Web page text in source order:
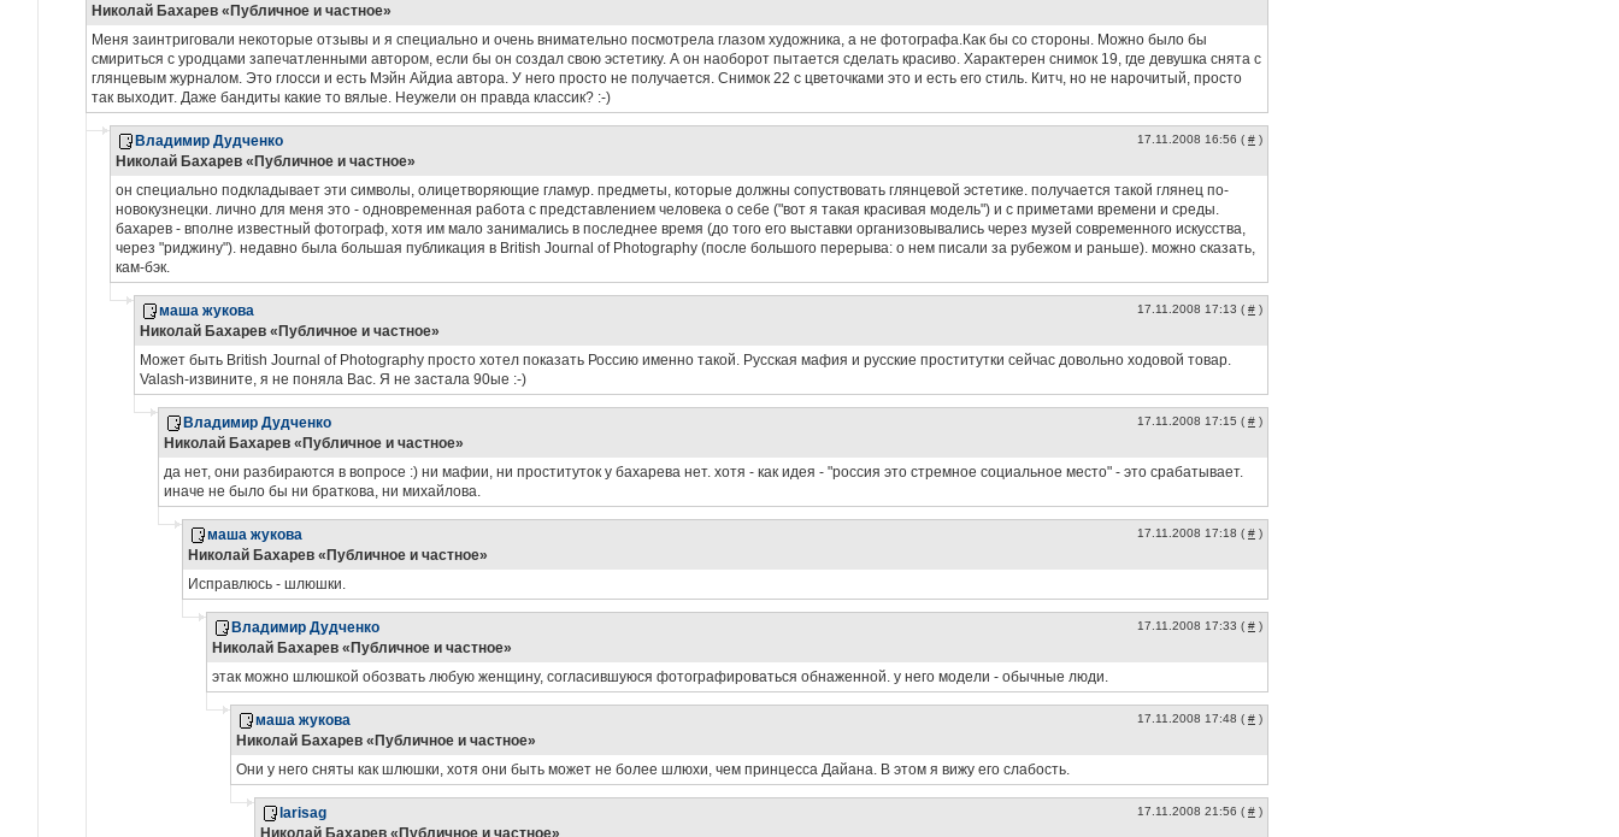
Николай Бахарев «Публичное и частное»
Меня заинтриговали некоторые отзывы и я специально и очень внимательно посмотрела глазом художника, а не фотографа.Как бы со стороны. Можно было бы
смириться с уродцами запечатленными автором, если бы он создал свою эстетику. А он наоборот пытается сделать красиво. Характерен снимок 19, где девушка снята с
глянцевым журналом. Это глосси и есть Мэйн Айдиа автора. У него просто не получается. Снимок 22 с цветочками это и есть его стиль. Китч, но не нарочитый, просто
так выходит. Даже бандиты какие то вялые. Неужели он правда классик? :-)
Владимир Дудченко
Николай Бахарев «Публичное и частное»
17.11.2008 16:56 ( # )
он специально подкладывает эти символы, олицетворяющие гламур. предметы, которые должны сопуствовать глянцевой эстетике. получается такой глянец по-
новокузнецки. лично для меня это - одновременная работа с представлением человека о себе ("вот я такая красивая модель") и с приметами времени и среды.
бахарев - вполне известный фотограф, хотя им мало занимались в последнее время (до того его выставки организовывались через музей современного искусства,
через "риджину"). недавно была большая публикация в British Journal of Photography (после большого перерыва: о нем писали за рубежом и раньше). можно сказать,
кам-бэк.
маша жукова
Николай Бахарев «Публичное и частное»
17.11.2008 17:13 ( # )
Может быть British Journal of Photography просто хотел показать Россию именно такой. Русская мафия и русские проститутки сейчас довольно ходовой товар.
Valash-извините, я не поняла Вас. Я не застала 90ые :-)
Владимир Дудченко
Николай Бахарев «Публичное и частное»
17.11.2008 17:15 ( # )
да нет, они разбираются в вопросе :) ни мафии, ни проституток у бахарева нет. хотя - как идея - "россия это стремное социальное место" - это срабатывает.
иначе не было бы ни браткова, ни михайлова.
маша жукова
Николай Бахарев «Публичное и частное»
17.11.2008 17:18 ( # )
Исправлюсь - шлюшки.
Владимир Дудченко
Николай Бахарев «Публичное и частное»
17.11.2008 17:33 ( # )
этак можно шлюшкой обозвать любую женщину, согласившуюся фотографироваться обнаженной. у него модели - обычные люди.
маша жукова
Николай Бахарев «Публичное и частное»
17.11.2008 17:48 ( # )
Они у него сняты как шлюшки, хотя они быть может не более шлюхи, чем принцесса Дайана. В этом я вижу его слабость.
larisag
Николай Бахарев «Публичное и частное»
17.11.2008 21:56 ( # )